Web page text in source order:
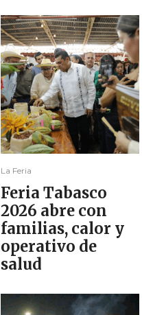
La Feria
Feria Tabasco
2026 abre con
familias, calor y
operativo de
salud